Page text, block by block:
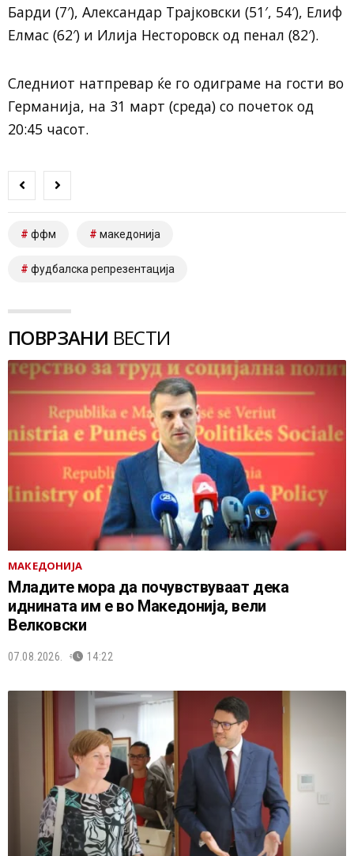
Барди (7′), Александар Трајковски (51′, 54′), Елиф
Елмас (62′) и Илија Несторовск од пенал (82′).
Следниот натпревар ќе го одиграме на гости во
Германија, на 31 март (среда) со почеток од
20:45 часот.
ффм македонија
фудбалска репрезентација
ПОВРЗАНИ ВЕСТИ
МАКЕДОНИЈА
Младите мора да почувствуваат дека
иднината им е во Македонија, вели
Велковски
07.08.2026. 14:22